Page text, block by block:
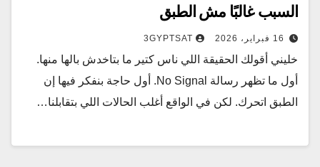
السبب غالبًا مش الطبق
16 فبراير، 2026 3GYPTSAT
خليني أقولك الحقيقة اللي ناس كتير ما بتاخدش بالها منها.
أول ما تظهر رسالة No Signal. أول حاجة بنفكر فيها إن
الطبق اتحرك. لكن في الواقع أغلب الحالات اللي بتقابلنا…